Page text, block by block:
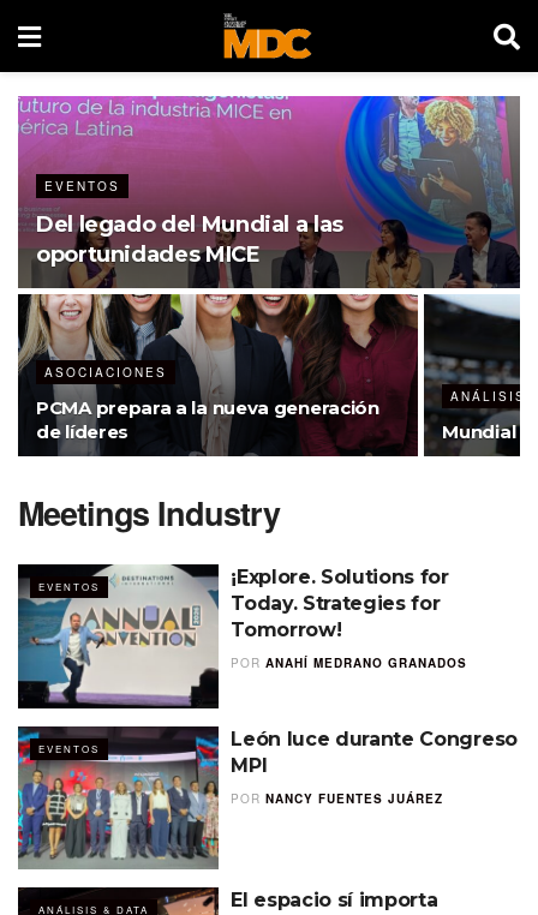
EVENTOS
Del legado del Mundial a las
oportunidades MICE
ASOCIACIONES
PCMA prepara a la nueva generación
de líderes
ANÁLISIS
Mundial
Meetings Industry
EVENTOS
¡Explore. Solutions for
Today. Strategies for
Tomorrow!
POR ANAHÍ MEDRANO GRANADOS
EVENTOS
León luce durante Congreso
MPI
POR NANCY FUENTES JUÁREZ
ANÁLISIS & DATA El espacio sí importa